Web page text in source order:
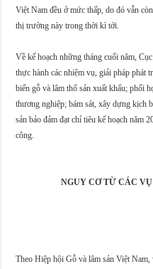
Việt Nam đều ở mức thấp, do đó vẫn
thị trường này trong thời kì tới.
Về kế hoạch những tháng cuối năm,
thực hành các nhiệm vụ, giải pháp phát
biến gỗ và lâm thổ sản xuất khẩu; phối
thương nghiệp; bám sát, xây dựng kịch
sản bảo đảm đạt chỉ tiêu kế hoạch năm
công.
NGUY CƠ TỪ CÁC
Theo Hiệp hội Gỗ và lâm sản Việt